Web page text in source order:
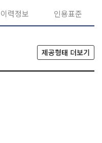
이력정보 인용표준
제공형태 더보기